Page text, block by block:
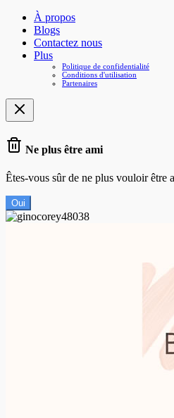
À propos
Blogs
Contactez nous
Plus
Politique de confidentialité
Conditions d'utilisation
Partenaires
Ne plus être ami
Êtes-vous sûr de ne plus vouloir être
Oui